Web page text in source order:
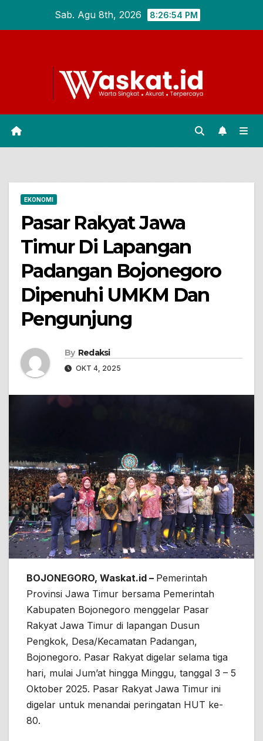
Sab. Agu 8th, 2026 8:26:54 PM
EKONOMI
Pasar Rakyat Jawa
Timur Di Lapangan
Padangan Bojonegoro
Dipenuhi UMKM Dan
Pengunjung
By Redaksi
OKT 4, 2025
BOJONEGORO, Waskat.id – Pemerintah
Provinsi Jawa Timur bersama Pemerintah
Kabupaten Bojonegoro menggelar Pasar
Rakyat Jawa Timur di lapangan Dusun
Pengkok, Desa/Kecamatan Padangan,
Bojonegoro. Pasar Rakyat digelar selama tiga
hari, mulai Jum’at hingga Minggu, tanggal 3 – 5
Oktober 2025. Pasar Rakyat Jawa Timur ini
digelar untuk menandai peringatan HUT ke-
80.